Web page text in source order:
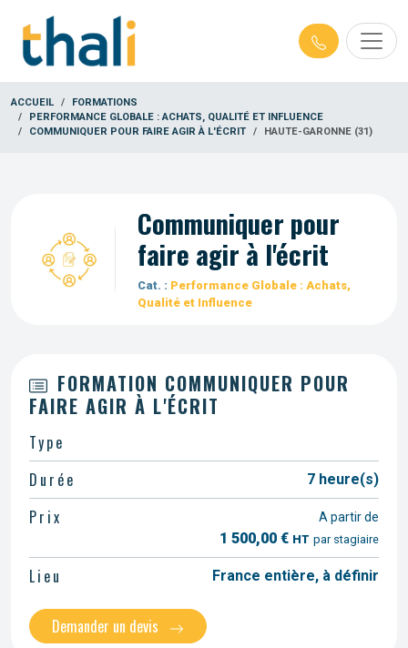
ACCUEIL
FORMATIONS
PERFORMANCE GLOBALE : ACHATS, QUALITÉ ET INFLUENCE
COMMUNIQUER POUR FAIRE AGIR À L'ÉCRIT
HAUTE-GARONNE (31)
Communiquer pour
faire agir à l'écrit
Cat. : Performance Globale : Achats,
Qualité et Influence
FORMATION COMMUNIQUER POUR
FAIRE AGIR À L'ÉCRIT
Type
Durée
7 heure(s)
Prix A partir de
1 500,00 € HT par stagiaire
Lieu France entière, à définir
Demander un devis